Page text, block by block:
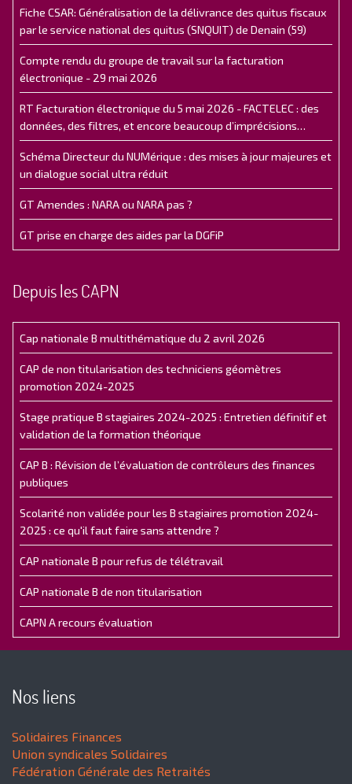
Fiche CSAR: Généralisation de la délivrance des quitus fiscaux
par le service national des quitus (SNQUIT) de Denain (59)
Compte rendu du groupe de travail sur la facturation
électronique - 29 mai 2026
RT Facturation électronique du 5 mai 2026 - FACTELEC : des
données, des filtres, et encore beaucoup d’imprécisions…
Schéma Directeur du NUMérique : des mises à jour majeures et
un dialogue social ultra réduit
GT Amendes : NARA ou NARA pas ?
GT prise en charge des aides par la DGFiP
Depuis les CAPN
Cap nationale B multithématique du 2 avril 2026
CAP de non titularisation des techniciens géomètres
promotion 2024-2025
Stage pratique B stagiaires 2024-2025 : Entretien définitif et
validation de la formation théorique
CAP B : Révision de l’évaluation de contrôleurs des finances
publiques
Scolarité non validée pour les B stagiaires promotion 2024-
2025 : ce qu'il faut faire sans attendre ?
CAP nationale B pour refus de télétravail
CAP nationale B de non titularisation
CAPN A recours évaluation
Nos liens
Solidaires Finances
Union syndicales Solidaires
Fédération Générale des Retraités